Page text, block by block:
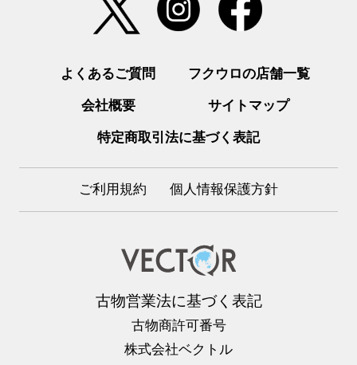
よくあるご質問 フクウロの店舗一覧
会社概要 サイトマップ
特定商取引法に基づく表記
ご利用規約 個人情報保護方針
古物営業法に基づく表記
古物商許可番号
株式会社ベクトル